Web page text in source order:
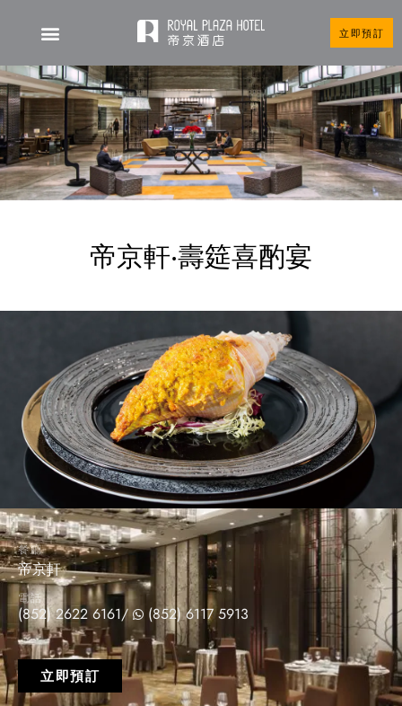
立即預訂
帝京軒‧壽筵喜酌宴
餐廳
帝京軒
電話
(852) 2622 6161/ (852) 6117 5913
立即預訂